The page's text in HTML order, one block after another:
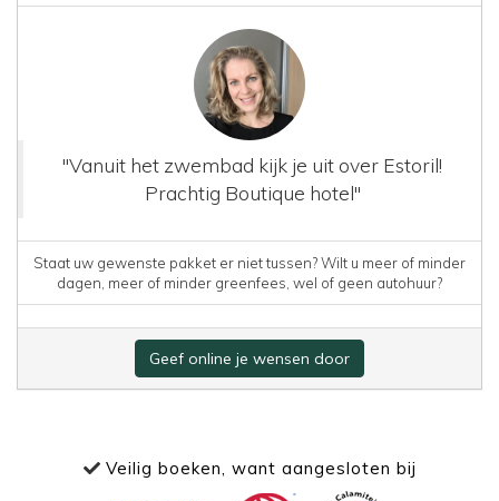
"Vanuit het zwembad kijk je uit over Estoril!
Prachtig Boutique hotel"
Staat uw gewenste pakket er niet tussen? Wilt u meer of minder
dagen, meer of minder greenfees, wel of geen autohuur?
Geef online je wensen door
Veilig boeken, want aangesloten bij